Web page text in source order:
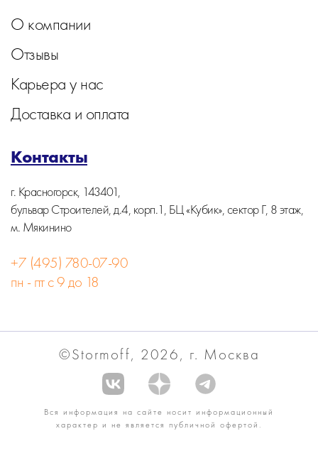
О компании
Отзывы
Карьера у нас
Доставка и оплата
Контакты
г. Красногорск, 143401,
бульвар Строителей, д.4, корп.1, БЦ «Кубик», сектор Г, 8 этаж,
м. Мякинино
+7 (495) 780-07-90
пн - пт с 9 до 18
©Stormoff, 2026, г. Москва
Вся информация на сайте носит информационный
характер и не является публичной офертой.